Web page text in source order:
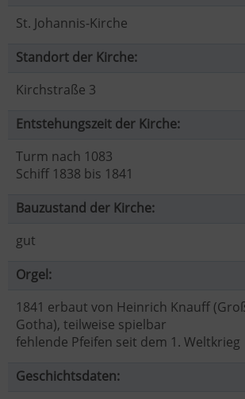
St. Johannis-Kirche
Standort der Kirche:
Kirchstraße 3
Entstehungszeit der Kirche:
Turm nach 1083
Schiff 1838 bis 1841
Bauzustand der Kirche:
gut
Orgel:
1841 erbaut von Heinrich Knauff
Gotha), teilweise spielbar
fehlende Pfeifen seit dem 1. Weltkrieg
Geschichtsdaten: